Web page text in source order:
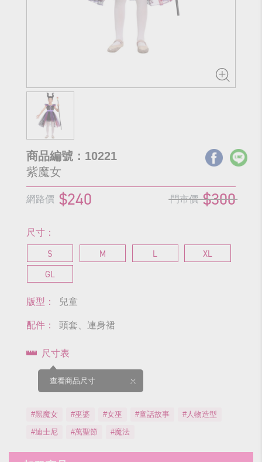
商品編號：10221
紫魔女
網路價 $240 門市價 $300
尺寸：
S M L
XL
GL
版型： 兒童
配件： 頭套、連身裙
尺寸表
查看商品尺寸
#黑魔女 #巫婆 #女巫 #童話故事
#人物造型
#迪士尼
#萬聖節 #魔法